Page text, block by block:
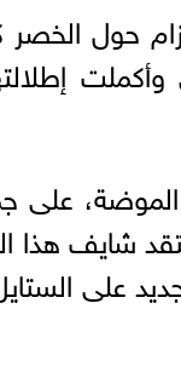
حول
على
شايف
على